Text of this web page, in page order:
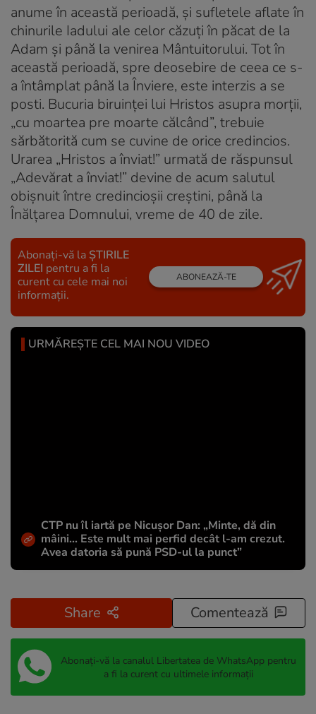
anume în această perioadă, şi sufletele aflate în
chinurile Iadului ale celor căzuţi în păcat de la
Adam şi până la venirea Mântuitorului. Tot în
această perioadă, spre deosebire de ceea ce s-
a întâmplat până la Înviere, este interzis a se
posti. Bucuria biruinţei lui Hristos asupra morţii,
„cu moartea pre moarte călcând”, trebuie
sărbătorită cum se cuvine de orice credincios.
Urarea „Hristos a înviat!” urmată de răspunsul
„Adevărat a înviat!” devine de acum salutul
obişnuit între credincioşii creştini, până la
Înălţarea Domnului, vreme de 40 de zile.
Abonați-vă la ȘTIRILE
ZILEI pentru a fi la
curent cu cele mai noi
informații.
ABONEAZĂ-TE
URMĂREȘTE CEL MAI NOU VIDEO
CTP nu îl iartă pe Nicușor Dan: „Minte, dă din
mâini... Este mult mai perfid decât l-am crezut.
Avea datoria să pună PSD-ul la punct”
Share Comentează
Abonați-vă la canalul Libertatea de WhatsApp pentru
a fi la curent cu ultimele informații